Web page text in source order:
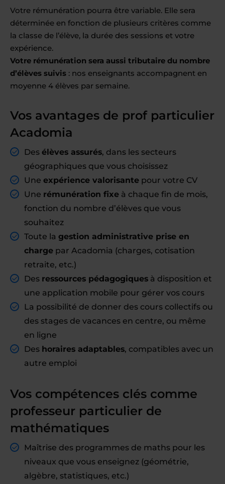
Votre rémunération pourra être variable. Elle sera
déterminée en fonction de plusieurs critères comme
la classe de l’élève, la durée des sessions et votre
expérience.
Votre rémunération sera aussi tributaire du nombre
d’élèves suivis : nos enseignants accompagnent en
moyenne 4 élèves par semaine.
Vos avantages de prof particulier
Acadomia
Des élèves assurés, dans les secteurs
géographiques que vous choisissez
Une expérience valorisante pour votre CV
Une rémunération fixe à chaque fin de mois,
fonction du nombre d’élèves que vous
souhaitez
Toute la gestion administrative prise en
charge par Acadomia (charges, cotisation
retraite, etc.)
Des ressources pédagogiques à disposition et
une application mobile pour gérer vos cours
La possibilité de donner des cours collectifs ou
des stages de vacances en centre, ou même
en ligne
Des horaires adaptables, compatibles avec un
autre emploi
Vos compétences clés comme
professeur particulier de
mathématiques
Maîtrise des programmes de maths pour les
niveaux que vous enseignez (géométrie,
algèbre, statistiques, etc.)